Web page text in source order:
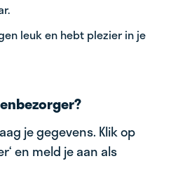
leuk en hebt plezier in je
je gegevens. Klik op
en meld je aan als